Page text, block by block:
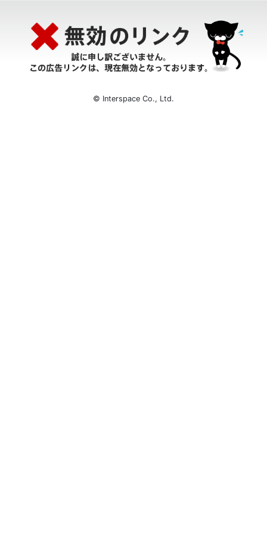
© Interspace Co., Ltd.